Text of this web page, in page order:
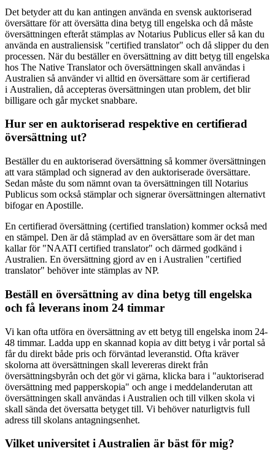
Det betyder att du kan antingen använda en svensk auktoriserad
översättare för att översätta dina betyg till engelska och då måste
översättningen efteråt stämplas av Notarius Publicus eller så kan du
använda en australiensisk "certified translator" och då slipper du den
processen. När du beställer en översättning av ditt betyg till engelska
hos The Native Translator och översättningen skall användas i
Australien så använder vi alltid en översättare som är certifierad
i Australien, då accepteras översättningen utan problem, det blir
billigare och går mycket snabbare.
Hur ser en auktoriserad respektive en certifierad
översättning ut?
Beställer du en auktoriserad översättning så kommer översättningen
att vara stämplad och signerad av den auktoriserade översättare.
Sedan måste du som nämnt ovan ta översättningen till Notarius
Publicus som också stämplar och signerar översättningen alternativt
bifogar en Apostille.
En certifierad översättning (certified translation) kommer också med
en stämpel. Den är då stämplad av en översättare som är det man
kallar för "NAATI certified translator" och därmed godkänd i
Australien. En översättning gjord av en i Australien "certified
translator" behöver inte stämplas av NP.
Beställ en översättning av dina betyg till engelska
och få leverans inom 24 timmar
Vi kan ofta utföra en översättning av ett betyg till engelska inom 24-
48 timmar. Ladda upp en skannad kopia av ditt betyg i vår portal så
får du direkt både pris och förväntad leveranstid. Ofta kräver
skolorna att översättningen skall levereras direkt från
översättningsbyrån och det gör vi gärna, klicka bara i "auktoriserad
översättning med papperskopia" och ange i meddelanderutan att
översättningen skall användas i Australien och till vilken skola vi
skall sända det översatta betyget till. Vi behöver naturligtvis full
adress till skolans antagningsenhet.
Vilket universitet i Australien är bäst för mig?